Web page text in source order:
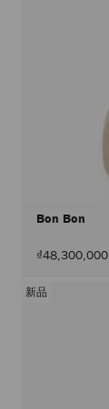
Bon Bon
₫48,300,000
新品